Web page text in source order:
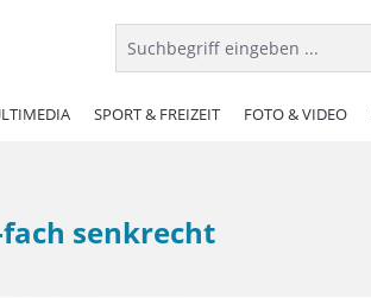
SPORT & FREIZEIT FOTO & VIDEO
fach senkrecht